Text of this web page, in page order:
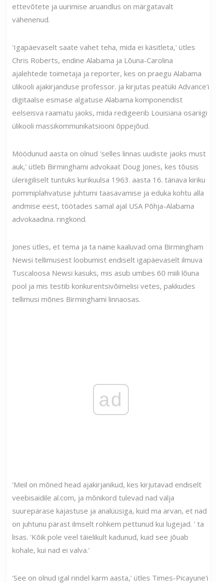
ettevõtete ja uurimise aruandlus on märgatavalt
vähenenud.
'Igapäevaselt saate vahet teha, mida ei käsitleta,' ütles
Chris Roberts, endine Alabama ja Lõuna-Carolina
ajalehtede toimetaja ja reporter, kes on praegu Alabama
ülikooli ajakirjanduse professor. ja kirjutas peatüki Advance'i
digitaalse esmase algatuse Alabama komponendist
eelseisva raamatu jaoks, mida redigeerib Louisiana osariigi
ülikooli massikommunikatsiooni õppejõud.
Möödunud aasta on olnud 'selles linnas uudiste jaoks must
auk,' ütleb Birminghami advokaat Doug Jones, kes tõusis
üleriigiliselt tuntuks kurikuulsa 1963. aasta 16. tänava kiriku
pommiplahvatuse juhtumi taasavamise ja eduka kohtu alla
andmise eest, töötades samal ajal USA Põhja-Alabama
advokaadina. ringkond.
Jones ütles, et tema ja ta naine kaaluvad oma Birmingham
Newsi tellimusest loobumist endiselt igapäevaselt ilmuva
Tuscaloosa Newsi kasuks, mis asub umbes 60 miili lõuna
pool ja mis testib konkurentsivõimelisi vetes, pakkudes
tellimusi mõnes Birminghami linnaosas.
ad
'Meil on mõned head ajakirjanikud, kes kirjutavad endiselt
veebisaidile al.com, ja mõnikord tulevad nad välja
suurepärase kajastuse ja analüüsiga, kuid ma arvan, et nad
on juhtunu pärast ilmselt rohkem pettunud kui lugejad. ' ta
lisas. 'Kõik pole veel täielikult kadunud, kuid see jõuab
kohale, kui nad ei valva.'
'See on olnud igal rindel karm aasta,' ütles Times-Picayune'i